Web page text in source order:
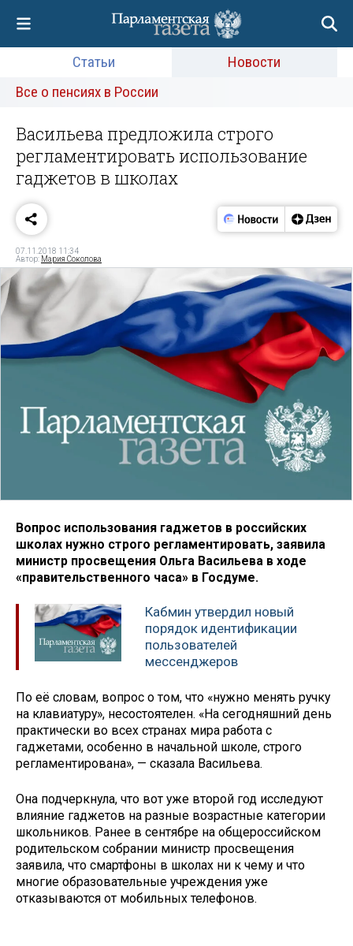
Статьи
Новости
Все о пенсиях в России
Васильева предложила строго
регламентировать использование
гаджетов в школах
07.11.2018 11:34
Автор: Мария Соколова
Вопрос использования гаджетов в российских
школах нужно строго регламентировать, заявила
министр просвещения Ольга Васильева в ходе
«правительственного часа» в Госдуме.
Кабмин утвердил новый
порядок идентификации
пользователей
мессенджеров
По её словам, вопрос о том, что «нужно менять ручку
на клавиатуру», несостоятелен. «На сегодняшний день
практически во всех странах мира работа с
гаджетами, особенно в начальной школе, строго
регламентирована», — сказала Васильева.
Она подчеркнула, что вот уже второй год исследуют
влияние гаджетов на разные возрастные категории
школьников. Ранее в сентябре на общероссийском
родительском собрании министр просвещения
заявила, что смартфоны в школах ни к чему и что
многие образовательные учреждения уже
отказываются от мобильных телефонов.